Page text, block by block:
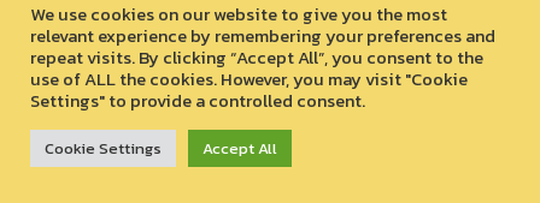
We use cookies on our website to give you the most
relevant experience by remembering your preferences and
repeat visits. By clicking “Accept All”, you consent to the
use of ALL the cookies. However, you may visit "Cookie
Settings" to provide a controlled consent.
Cookie Settings Accept All